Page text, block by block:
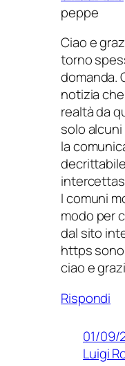
peppe
Ciao e
torno
domanda.
notizia
realtà da
solo alcuni
la
I comuni
modo per
dal sito
https
ciao e
Rispondi
01/09/
Luigi